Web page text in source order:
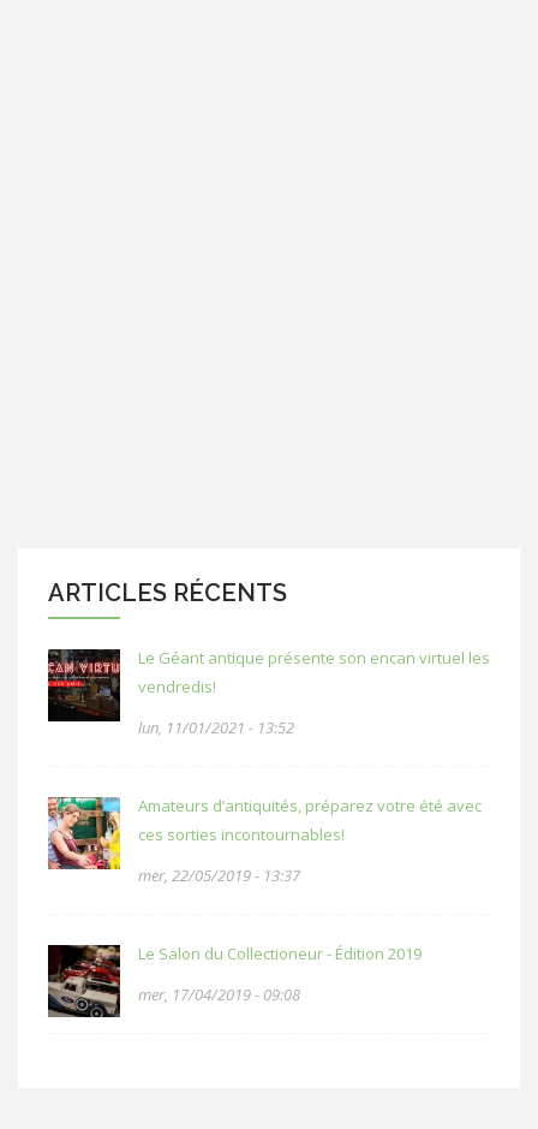
ARTICLES RÉCENTS
Le Géant antique présente son encan virtuel les
vendredis!
lun, 11/01/2021 - 13:52
Amateurs d’antiquités, préparez votre été avec
ces sorties incontournables!
mer, 22/05/2019 - 13:37
Le Salon du Collectioneur - Édition 2019
mer, 17/04/2019 - 09:08